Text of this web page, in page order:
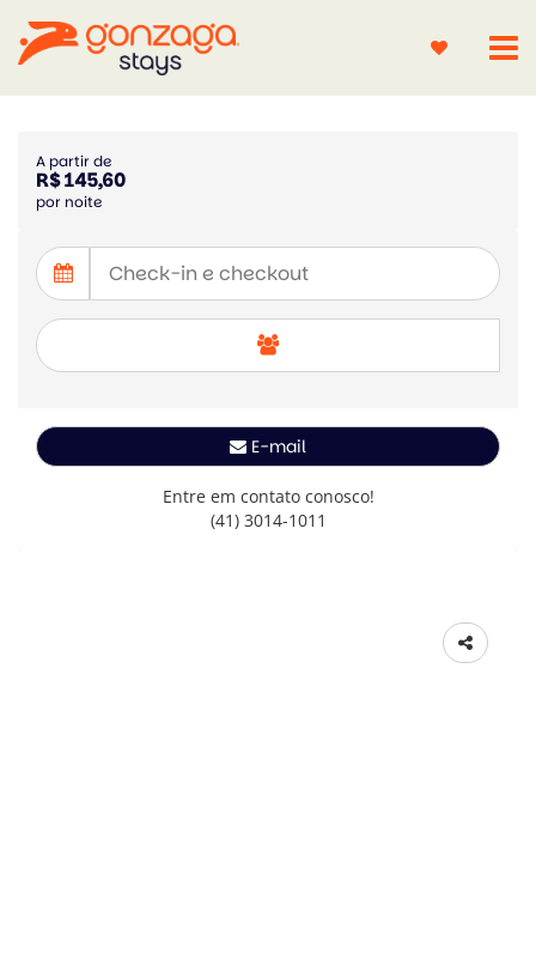
A partir de
R$ 145,60
por noite
E-mail
Entre em contato conosco!
(41) 3014-1011